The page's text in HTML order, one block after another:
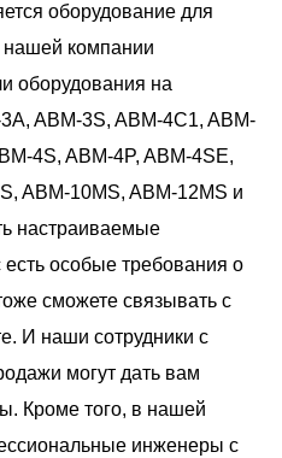
оборудование для
нашей компании
оборудования на
ABM-3S, ABM-4C1, ABM-
4S, ABM-4P, ABM-4SE,
ABM-10MS, ABM-12MS и
настраиваемые
особые требования о
сможете связывать с
И наши сотрудники с
могут дать вам
Кроме того, в нашей
инженеры с